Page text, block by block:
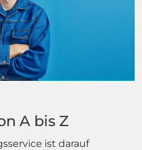
A bis Z
ist darauf